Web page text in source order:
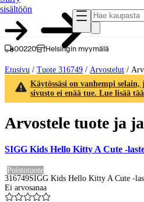
sisältöön
00220 Helsingin myymälä
Etusivu / Tuote 316749 / Arvostelut /
Käytössäsi on vanhempi
sivusto ei enää tue. Lue lisää
Arvostele tuote ja
SIGG Kids Hello Kitty A Cute -
Poistotuote
316749SIGG Kids Hello Kitty A Cute -
Ei arvosanaa